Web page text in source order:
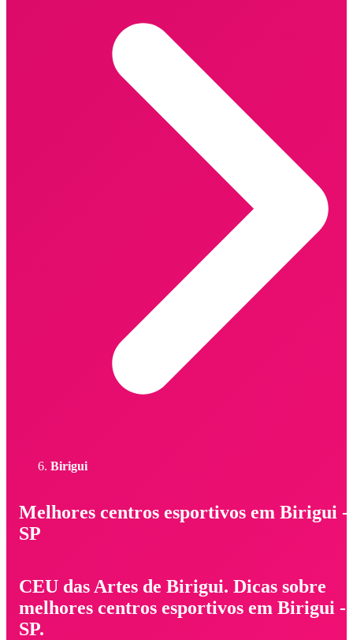
Birigui
Melhores centros esportivos em Birigui -
SP
CEU das Artes de Birigui. Dicas sobre
melhores centros esportivos em Birigui -
SP.